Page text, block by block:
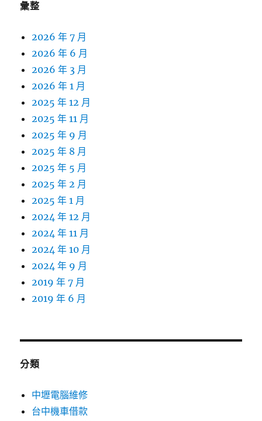
彙整
2026 年 7 月
2026 年 6 月
2026 年 3 月
2026 年 1 月
2025 年 12 月
2025 年 11 月
2025 年 9 月
2025 年 8 月
2025 年 5 月
2025 年 2 月
2025 年 1 月
2024 年 12 月
2024 年 11 月
2024 年 10 月
2024 年 9 月
2019 年 7 月
2019 年 6 月
分類
中壢電腦維修
台中機車借款